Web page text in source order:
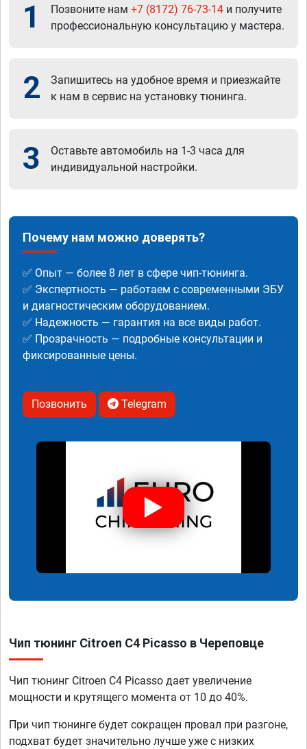
1 Позвоните нам +7 (8172) 76-73-14 и получите
профессиональную консультацию у мастера.
2
Запишитесь на удобное время и приезжайте
к нам в сервис на установку тюнинга.
3
Оставьте автомобиль на 1-3 часа для
индивидуальной настройки.
Почему нам можно доверять?
✅ Опыт — более 8 лет в сфере чип-тюнинга.
✅ Экспертность — работаем с современными ЭБУ
и диагностическим оборудованием.
✅ Надежность — гарантия на все виды работ.
✅ Прозрачность — подробные консультации и
фиксированные цены.
Позвонить Telegram
Чип тюнинг Citroen C4 Picasso в Череповце
Чип тюнинг Citroen C4 Picasso дает увеличение
мощности и крутящего момента от 10 до 40%.
При чип тюнинге будет сокращен провал при разгоне,
подхват будет значительно лучше уже с низких